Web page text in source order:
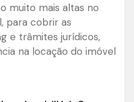
muito mais altas no
para cobrir as
e trâmites jurídicos,
na locação do imóvel